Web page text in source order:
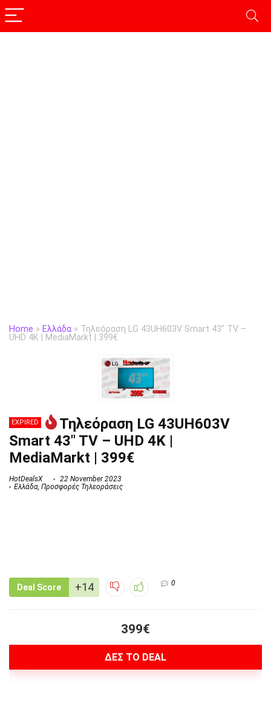
Home » Ελλάδα » Τηλεόραση LG 43UH603V Smart 43″ TV –
UHD 4K | MediaMarkt | 399€
EXPIRED
Τηλεόραση LG 43UH603V
Smart 43″ TV – UHD 4K |
MediaMarkt | 399€
HotDealsX
22 November 2023
Ελλάδα, Προσφορές Τηλεοράσεις
Deal Score +14 0
399€
ΔΕΣ ΤΟ DEAL